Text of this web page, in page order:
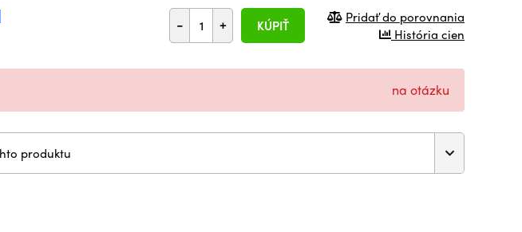
- + KÚPIŤ
Pridať do porovnania
História cien
na otázku
produktu